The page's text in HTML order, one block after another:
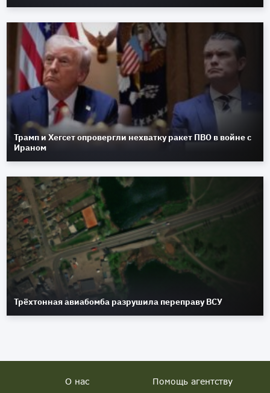
Трамп и Хегсет опровергли нехватку ракет ПВО в войне с
Ираном
Трёхтонная авиабомба разрушила переправу ВСУ
О нас Помощь агентству